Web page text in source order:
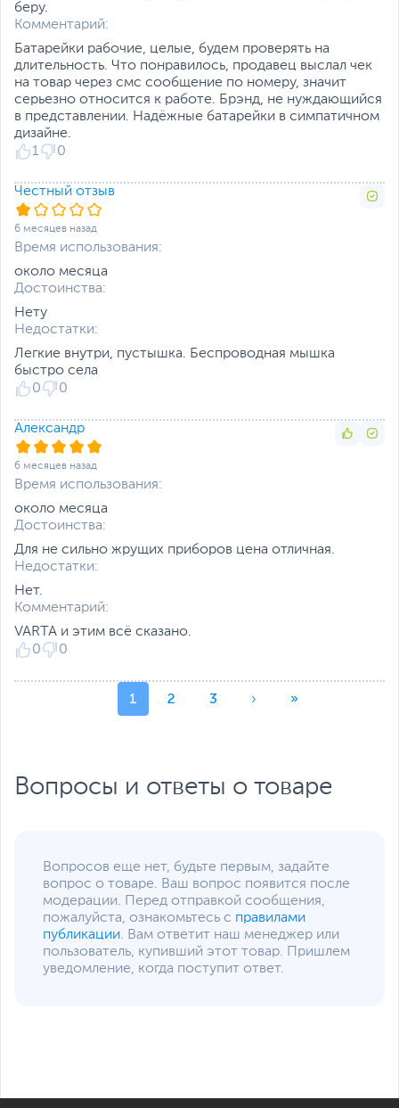
беру.
Комментарий:
Батарейки рабочие, целые, будем проверять на
длительность. Что понравилось, продавец выслал чек
на товар через смс сообщение по номеру, значит
серьезно относится к работе. Брэнд, не нуждающийся
в представлении. Надёжные батарейки в симпатичном
дизайне.
1
0
Честный отзыв
6 месяцев назад
Время использования:
около месяца
Достоинства:
Нету
Недостатки:
Легкие внутри, пустышка. Беспроводная мышка
быстро села
0
0
Александр
6 месяцев назад
Время использования:
около месяца
Достоинства:
Для не сильно жрущих приборов цена отличная.
Недостатки:
Нет.
Комментарий:
VARTA и этим всё сказано.
0
0
1 2 3 › »
Вопросы и ответы о товаре
Вопросов еще нет, будьте первым, задайте
вопрос о товаре. Ваш вопрос появится после
модерации. Перед отправкой сообщения,
пожалуйста, ознакомьтесь с правилами
публикации. Вам ответит наш менеджер или
пользователь, купивший этот товар. Пришлем
уведомление, когда поступит ответ.